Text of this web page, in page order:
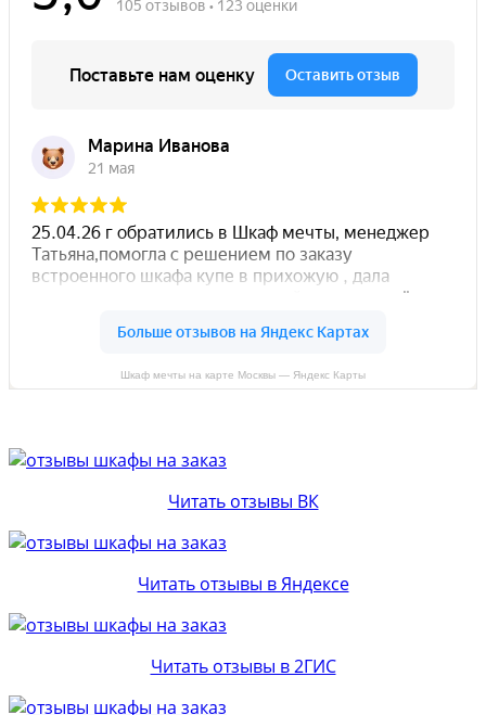
Шкаф мечты на карте Москвы — Яндекс Карты
Читать отзывы ВК
Читать отзывы в Яндексе
Читать отзывы в 2ГИС